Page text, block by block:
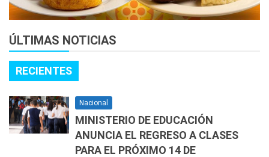
ÚLTIMAS NOTICIAS
RECIENTES
Nacional
MINISTERIO DE EDUCACIÓN
ANUNCIA EL REGRESO A CLASES
PARA EL PRÓXIMO 14 DE